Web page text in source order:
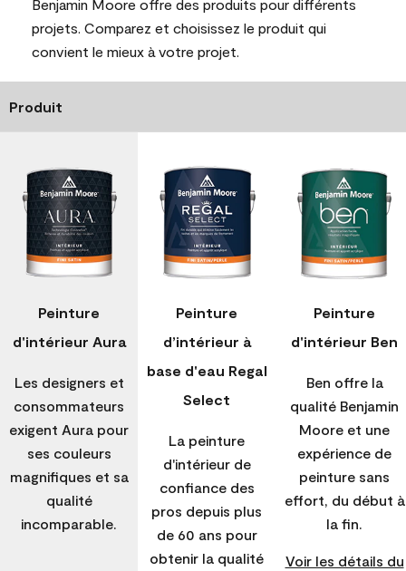
Benjamin Moore offre des produits pour différents
projets. Comparez et choisissez le produit qui
convient le mieux à votre projet.
Produit
Peinture
d'intérieur Aura
Les designers et
consommateurs
exigent Aura pour
ses couleurs
magnifiques et sa
qualité
incomparable.
Peinture
d’intérieur à
base d'eau Regal
Select
La peinture
d'intérieur de
confiance des
pros depuis plus
de 60 ans pour
obtenir la qualité
Peinture
d'intérieur Ben
Ben offre la
qualité Benjamin
Moore et une
expérience de
peinture sans
effort, du début à
la fin.
Voir les détails du